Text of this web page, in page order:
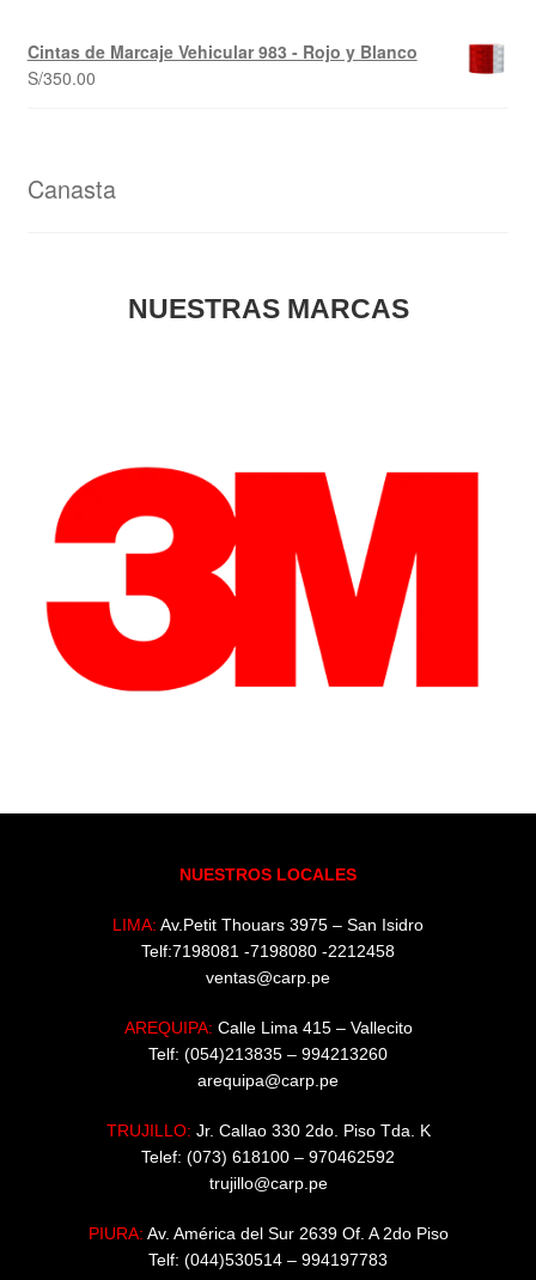
Cintas de Marcaje Vehicular 983 - Rojo y Blanco
S/350.00
Canasta
NUESTRAS MARCAS
NUESTROS LOCALES
LIMA: Av.Petit Thouars 3975 – San Isidro
Telf:7198081 -7198080 -2212458
ventas@carp.pe
AREQUIPA: Calle Lima 415 – Vallecito
Telf: (054)213835 – 994213260
arequipa@carp.pe
TRUJILLO: Jr. Callao 330 2do. Piso Tda. K
Telef: (073) 618100 – 970462592
trujillo@carp.pe
PIURA: Av. América del Sur 2639 Of. A 2do Piso
Telf: (044)530514 – 994197783